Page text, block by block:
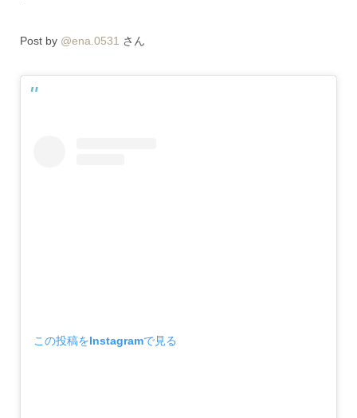
Post by @ena.0531 さん
この投稿をInstagramで見る